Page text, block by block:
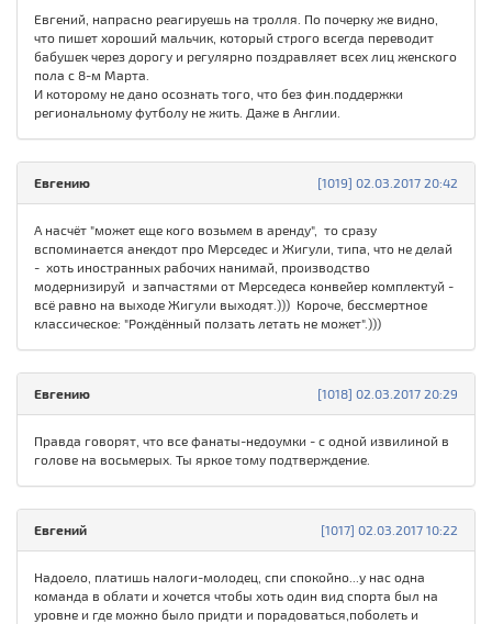
Евгений, напрасно реагируешь на тролля. По почерку же видно,
что пишет хороший мальчик, который строго всегда переводит
бабушек через дорогу и регулярно поздравляет всех лиц женского
пола с 8-м Марта.
И которому не дано осознать того, что без фин.поддержки
региональному футболу не жить. Даже в Англии.
[1019] 02.03.2017 20:42
Евгению
А насчёт "может еще кого возьмем в аренду", то сразу
вспоминается анекдот про Мерседес и Жигули, типа, что не делай
- хоть иностранных рабочих нанимай, производство
модернизируй и запчастями от Мерседеса конвейер комплектуй -
всё равно на выходе Жигули выходят.))) Короче, бессмертное
классическое: "Рождённый ползать летать не может".)))
[1018] 02.03.2017 20:29
Евгению
Правда говорят, что все фанаты-недоумки - с одной извилиной в
голове на восьмерых. Ты яркое тому подтверждение.
[1017] 02.03.2017 10:22
Евгений
Надоело, платишь налоги-молодец, спи спокойно...у нас одна
команда в облати и хочется чтобы хоть один вид спорта был на
уровне и где можно было придти и порадоваться,поболеть и